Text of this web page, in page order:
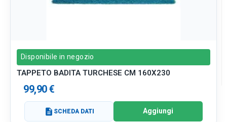
Disponibile in negozio
TAPPETO BADITA TURCHESE CM 160X230
99,90 €
description SCHEDA DATI Aggiungi